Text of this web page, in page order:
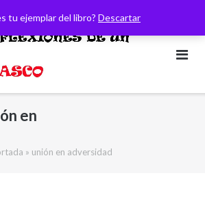
tu ejemplar del libro? Descartar
en
» unión en adversidad